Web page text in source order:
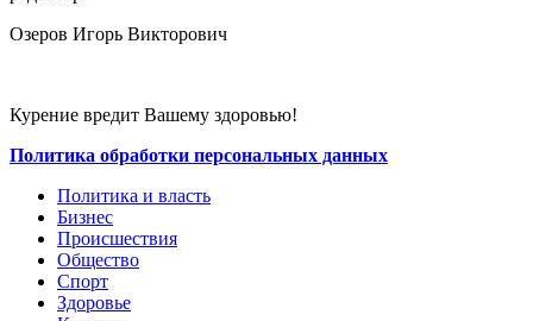
Озеров Игорь Викторович
Курение вредит Вашему здоровью!
Политика обработки персональных данных
Политика и власть
Бизнес
Происшествия
Общество
Cпорт
Здоровье